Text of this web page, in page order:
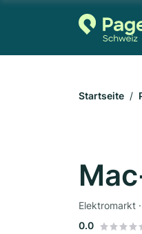
Startseite
Elektromarkt
0.0